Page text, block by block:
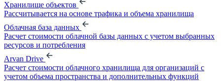
Хранилище объектов
Рассчитывается на основе трафика и объема хранилища
Облачная база данных
Расчет стоимости облачной базы данных с учетом выбранных
ресурсов и потребления
Arvan Drive
Расчет стоимости облачного хранилища для организаций с
учетом объема пространства и дополнительных функций